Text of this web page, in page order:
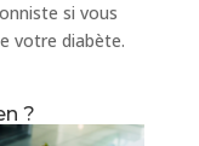
si vous
votre diabète.
?